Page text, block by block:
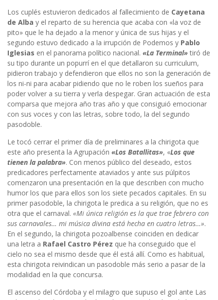
Los cuplés estuvieron dedicados al fallecimiento de Cayetana
de Alba y el reparto de su herencia que acaba con «la voz de
pito» que le ha dejado a la menor y única de sus hijas y el
segundo estuvo dedicado a la irrupción de Podemos y Pablo
Iglesias en el panorama político nacional. «La Terminal»tiró de
su tipo durante un popurrí en el que detallaron su curriculum,
pidieron trabajo y defendieron que ellos no son la generación de
los ni-ni para acabar pidiendo que no le roben los sueños para
poder volver a su tierra y verla despegar. Gran actuación de esta
comparsa que mejora año tras año y que consiguió emocionar
con sus voces y con las letras, sobre todo, la del segundo
pasodoble.
Le tocó cerrar el primer día de preliminares a la chirigota que
este año presenta la Agrupación «Los Batallitas», «Los que
tienen la palabra». Con menos público del deseado, estos
predicadores perfectamente ataviados y ante sus púlpitos
comenzaron una presentación en la que describen con mucho
humor los que para ellos son los siete pecados capitales. En su
primer pasodoble, la chirigota le predica a su religión, que no es
otra que el carnaval. «Mi única religión es la que trae febrero con
sus carnavales… mi música divina está hecha en cuatro letras…».
En el segundo, la chirigota pozoalbense coinciden en dedicar
una letra a Rafael Castro Pérez que ha conseguido que el
cielo no sea el mismo desde que él está allí. Como es habitual,
esta chirigota reivindican un pasodoble más serio a pasar de la
modalidad en la que concursa.
El ascenso del Córdoba y el milagro que supuso el gol ante Las